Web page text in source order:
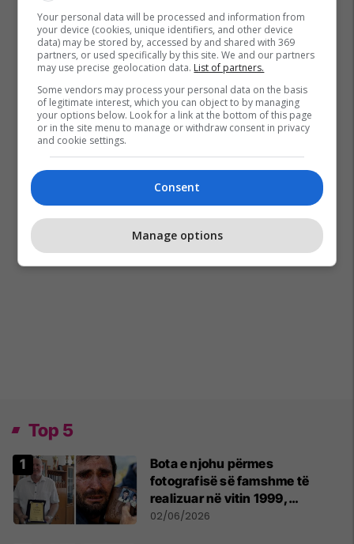
Top 5
Bota e njohu përmes
fotografisë së famshme të
realizuar në vitin 1999,
pensionohet Xajë Mustafa
02/06/2026
Your personal data will be processed and information from
your device (cookies, unique identifiers, and other device
data) may be stored by, accessed by and shared with 369
partners, or used specifically by this site. We and our partners
may use precise geolocation data. List of partners.
Some vendors may process your personal data on the basis
of legitimate interest, which you can object to by managing
your options below. Look for a link at the bottom of this page
or in the site menu to manage or withdraw consent in privacy
and cookie settings.
Consent
Manage options